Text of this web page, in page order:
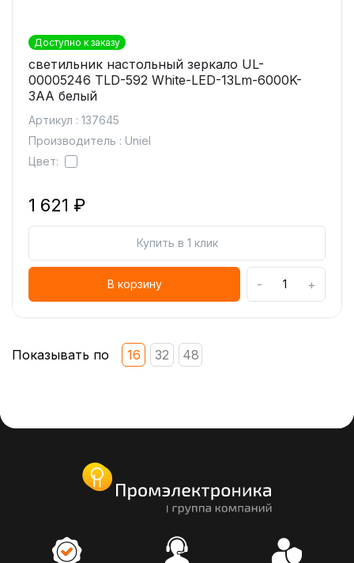
Доступно к заказу
светильник настольный зеркало UL-
00005246 TLD-592 White-LED-13Lm-6000K-
3АА белый
Артикул : 137645
Производитель : Uniel
Цвет:
1 621 ₽
Купить в 1 клик
В корзину - +
Показывать по 16 32 48